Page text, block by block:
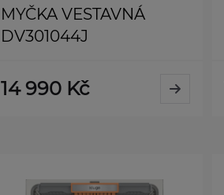
MYČKA VESTAVNÁ
DV301044J
14 990 Kč